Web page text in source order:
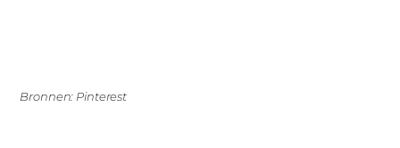
Bronnen: Pinterest